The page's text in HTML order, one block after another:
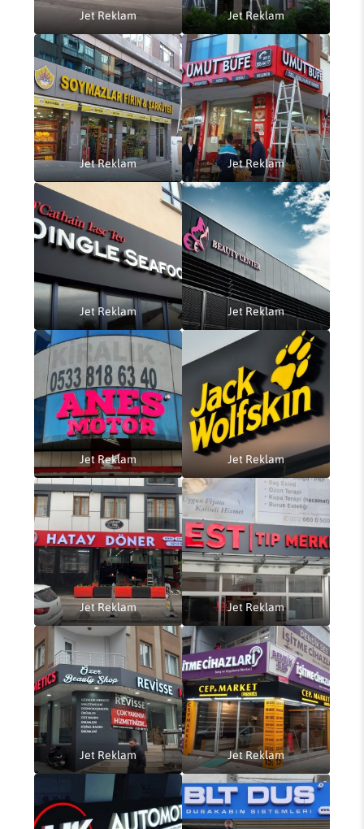
Jet Reklam Jet Reklam
Jet Reklam Jet Reklam
Jet Reklam Jet Reklam
Jet Reklam Jet Reklam
Jet Reklam Jet Reklam
Jet Reklam Jet Reklam